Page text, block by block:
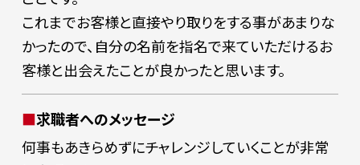
これまでお客様と直接やり取りをする事があまりな
かったので、自分の名前を指名で来ていただけるお
客様と出会えたことが良かったと思います。
求職者へのメッセージ
何事もあきらめずにチャレンジしていくことが非常